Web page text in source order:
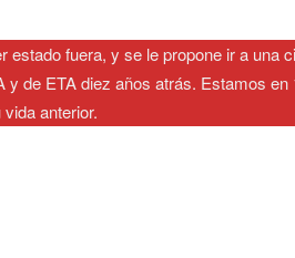
fuera, y se le propone ir a una
de ETA diez años atrás. Estamos en
anterior.